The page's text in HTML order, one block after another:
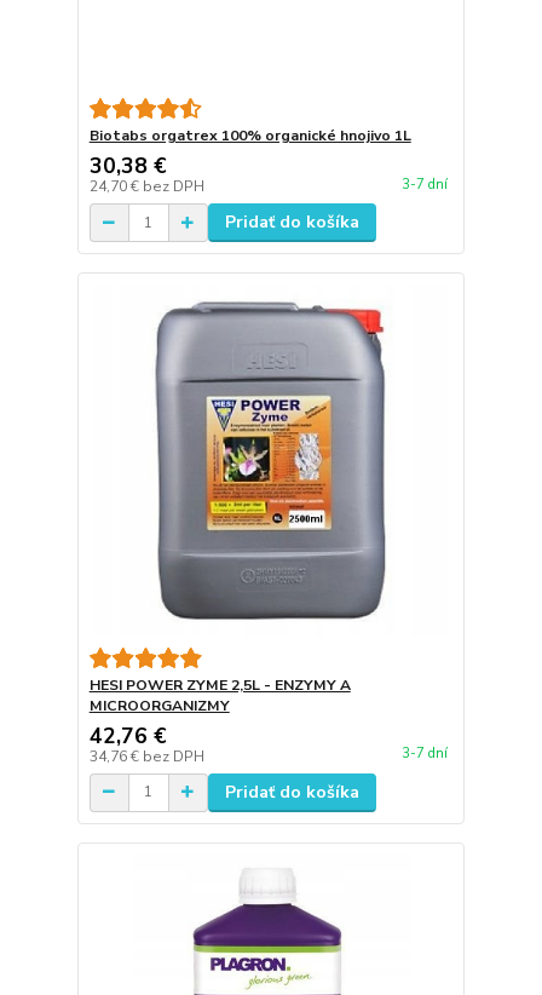
Biotabs orgatrex 100% organické hnojivo 1L
30,38 €
24,70 € bez DPH 3-7 dní
Pridať do košíka
HESI POWER ZYME 2,5L - ENZYMY A
MICROORGANIZMY
42,76 €
34,76 € bez DPH 3-7 dní
Pridať do košíka